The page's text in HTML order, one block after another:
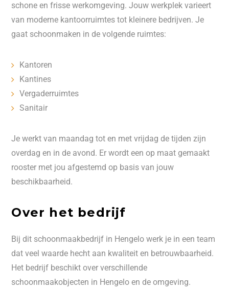
schone en frisse werkomgeving. Jouw werkplek varieert
van moderne kantoorruimtes tot kleinere bedrijven. Je
gaat schoonmaken in de volgende ruimtes:
Kantoren
Kantines
Vergaderruimtes
Sanitair
Je werkt van maandag tot en met vrijdag de tijden zijn
overdag en in de avond. Er wordt een op maat gemaakt
rooster met jou afgestemd op basis van jouw
beschikbaarheid.
Over het bedrijf
Bij dit schoonmaakbedrijf in Hengelo werk je in een team
dat veel waarde hecht aan kwaliteit en betrouwbaarheid.
Het bedrijf beschikt over verschillende
schoonmaakobjecten in Hengelo en de omgeving.